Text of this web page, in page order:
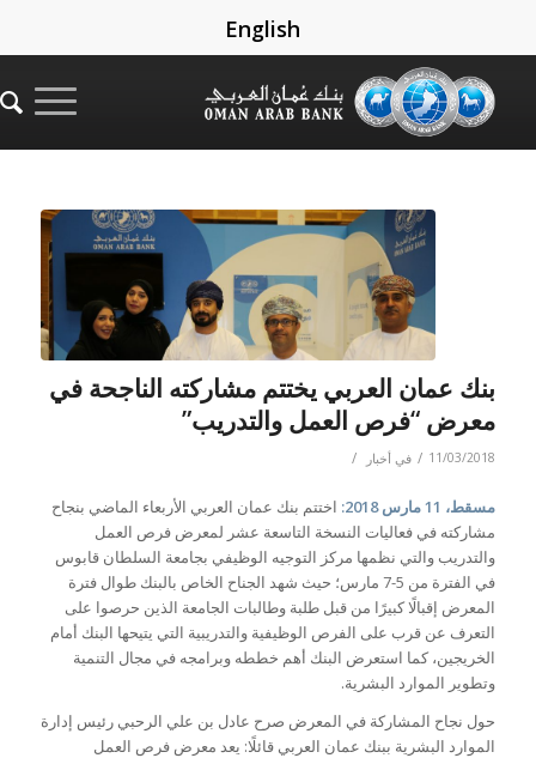
English
بنك عمان العربي يختتم مشاركته الناجحة في
معرض “فرص العمل والتدريب”
11/03/2018
/ في أخبار /
مسقط، 11 مارس 2018:
اختتم بنك عمان العربي الأربعاء الماضي بنجاح
مشاركته في فعاليات النسخة التاسعة عشر لمعرض فرص العمل
والتدريب والتي نظمها مركز التوجيه الوظيفي بجامعة السلطان قابوس
في الفترة من 5-7 مارس؛ حيث شهد الجناح الخاص بالبنك طوال فترة
المعرض إقبالًا كبيرًا من قبل طلبة وطالبات الجامعة الذين حرصوا على
التعرف عن قرب على الفرص الوظيفية والتدريبية التي يتيحها البنك أمام
الخريجين، كما استعرض البنك أهم خططه وبرامجه في مجال التنمية
وتطوير الموارد البشرية.
حول نجاح المشاركة في المعرض صرح عادل بن علي الرحبي رئيس إدارة
الموارد البشرية ببنك عمان العربي قائلًا: يعد معرض فرص العمل